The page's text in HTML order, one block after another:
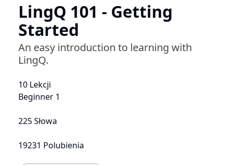
LingQ 101 - Getting
Started
An easy introduction to learning with
LingQ.
10 Lekcji
Beginner 1
225 Słowa
19231 Polubienia